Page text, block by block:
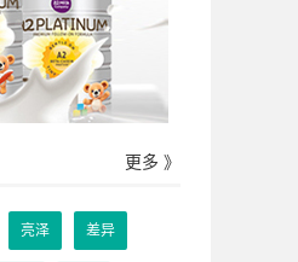
更多 》
亮泽 差异